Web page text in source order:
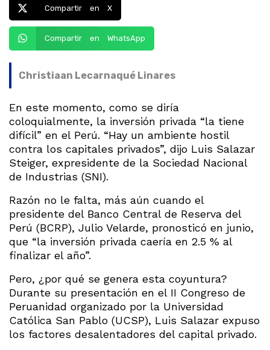
Compartir en X
Compartir en WhatsApp
Christiaan Lecarnaqué Linares
En este momento, como se diría
coloquialmente, la inversión privada “la tiene
difícil” en el Perú. “Hay un ambiente hostil
contra los capitales privados”, dijo Luis Salazar
Steiger, expresidente de la Sociedad Nacional
de Industrias (SNI).
Razón no le falta, más aún cuando el
presidente del Banco Central de Reserva del
Perú (BCRP), Julio Velarde, pronosticó en junio,
que “la inversión privada caería en 2.5 % al
finalizar el año”.
Pero, ¿por qué se genera esta coyuntura?
Durante su presentación en el II Congreso de
Peruanidad organizado por la Universidad
Católica San Pablo (UCSP), Luis Salazar expuso
los factores desalentadores del capital privado.